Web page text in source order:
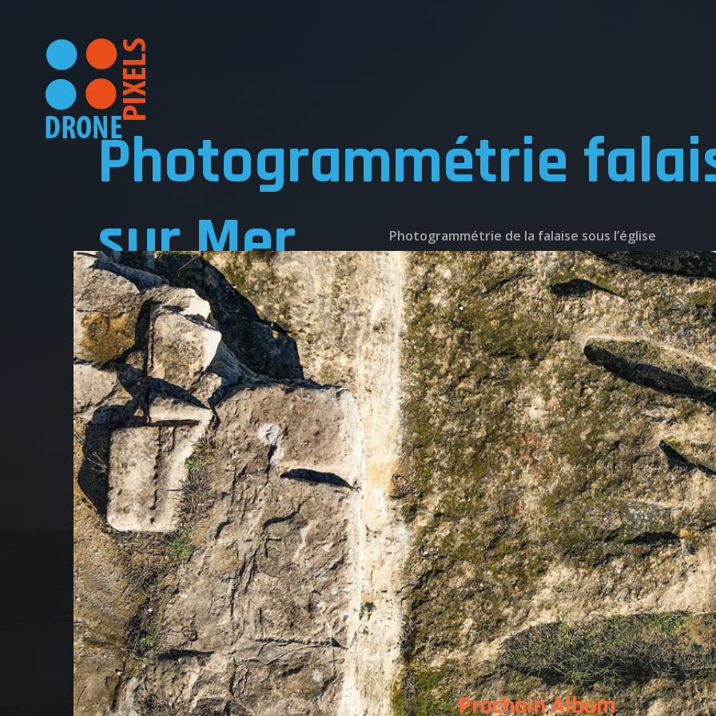
ACCUEIL
NOS DIFFERENTES
NOS REALISATIONS
QUI EST DERRIERE
NOUS CONTACTER
ATTESTATIONS
Photogrammétrie
sur Mer
Actualité
Photogrammétrie de la falaise sous l’église
Prochain Album